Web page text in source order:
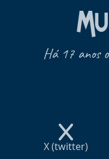
Há 17 anos
X (twitter)